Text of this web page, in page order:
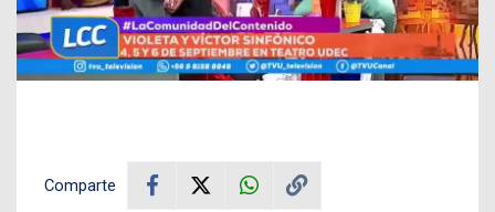
Comparte